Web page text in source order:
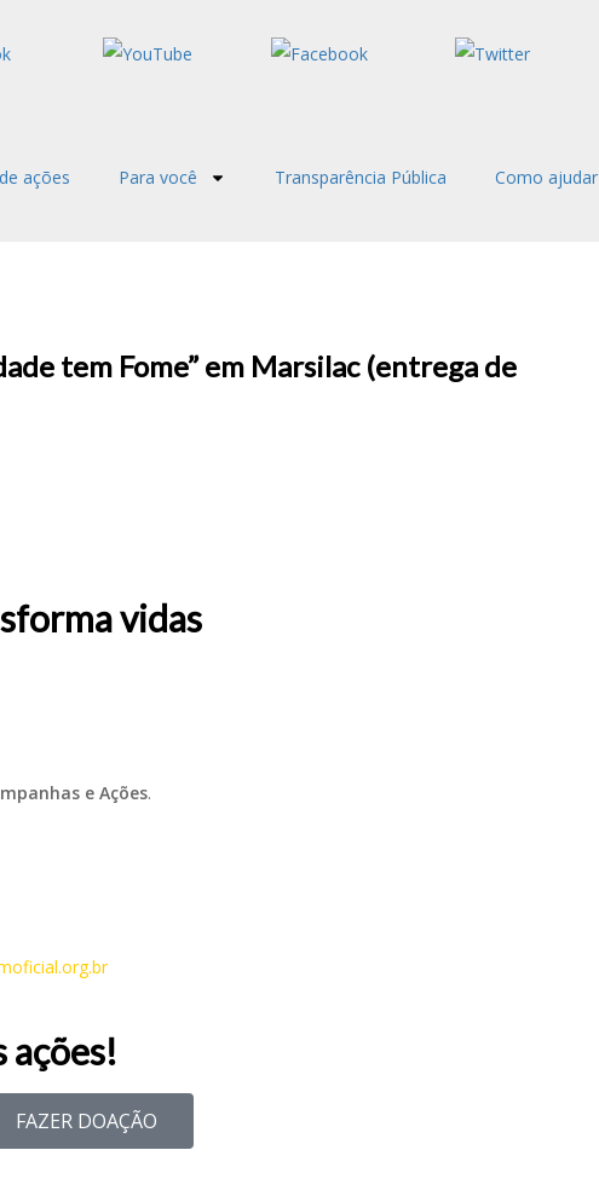
ações Para você Transparência Pública Como ajudar
tem Fome” em Marsilac (entrega de
vidas
e Ações.
ações!
FAZER DOAÇÃO